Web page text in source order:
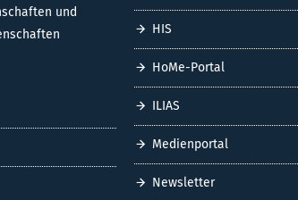
und
HIS
HoMe-Portal
ILIAS
Medienportal
Newsletter